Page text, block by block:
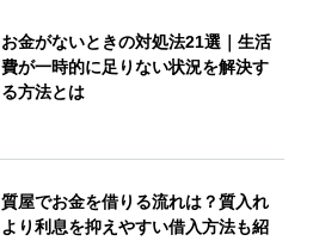
お金がないときの対処法21選｜生活
費が一時的に足りない状況を解決す
る方法とは
質屋でお金を借りる流れは？質入れ
より利息を抑えやすい借入方法も紹